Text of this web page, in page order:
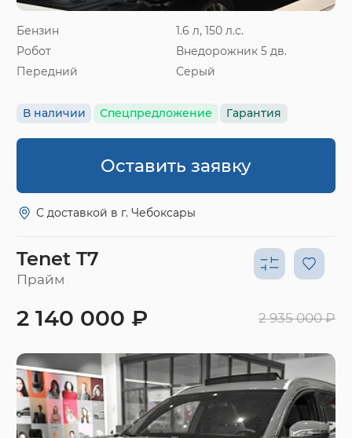
Бензин
1.6 л, 150 л.с.
Робот
Внедорожник 5 дв.
Передний
Серый
В наличии Спецпредложение Гарантия
Оставить заявку
С доставкой в г. Чебоксары
Tenet T7
Прайм
2 140 000 ₽ 2 935 000 ₽